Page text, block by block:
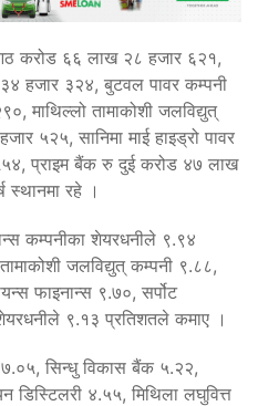
करोड ६६ लाख २८ हजार ६२१,
हजार ३२४, बुटवल पावर कम्पनी
माथिल्लो तामाकोशी जलविद्युत्
५२५, सानिमा माई हाइड्रो पावर
प्राइम बैंक रु दुई करोड ४७ लाख
स्थानमा रहे ।
कम्पनीका शेयरधनीले ९.९४
जलविद्युत् कम्पनी ९.८८,
फाइनान्स ९.७०, सर्पोट
शेयरधनीले ९.१३ प्रतिशतले कमाए ।
७.०५, सिन्धु विकास बैंक ५.२२,
डिस्टिलरी ४.५५, मिथिला लघुवित्त